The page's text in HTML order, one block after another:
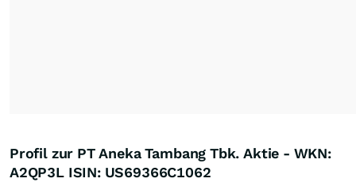
Profil zur PT Aneka Tambang Tbk. Aktie - WKN:
A2QP3L ISIN: US69366C1062